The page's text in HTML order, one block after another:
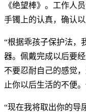
《绝望棒》。工作人
手镯上的认真，确认
“根据乖孩子保护法，
器。佩戴完成以后要
不要忍耐自己的感觉
止你以后生活的不便
“现在我将取出你的导